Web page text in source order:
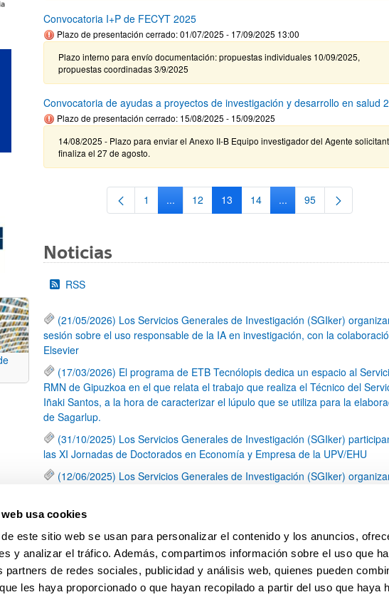
usa cookies
este sitio web se usan para personalizar el contenido y los anuncios,
y analizar el tráfico. Además, compartimos información sobre el uso que
partners de redes sociales, publicidad y análisis web, quienes pueden
les haya proporcionado o que hayan recopilado a partir del uso que haya
Convocatoria I+P de FECYT 2025
Plazo de presentación cerrado: 01/07/2025 - 17/09/2025 13:00
Plazo interno para envío documentación: propuestas individuales 10/09/2025,
propuestas coordinadas 3/9/2025
Convocatoria de ayudas a proyectos de investigación y desarrollo en salud
Plazo de presentación cerrado: 15/08/2025 - 15/09/2025
14/08/2025 - Plazo para enviar el Anexo II-B Equipo investigador del Agente
finaliza el 27 de agosto.
Página
1 ...Páginas intermedias Use TAB para desplazarse.
Página
12 Página
13 Página
14 ...Páginas intermedias
Página
95
Noticias
RSS
(21/05/2026) Los Servicios Generales de Investigación (SGIker)
sesión sobre el uso responsable de la IA en investigación, con la
Elsevier
(17/03/2026) El programa de ETB Tecnólopis dedica un espacio al
RMN de Gipuzkoa en el que relata el trabajo que realiza el Técnico del
Iñaki Santos, a la hora de caracterizar el lúpulo que se utiliza para la
de Sagarlup.
(31/10/2025) Los Servicios Generales de Investigación (SGIker)
las XI Jornadas de Doctorados en Economía y Empresa de la UPV/EHU
(12/06/2025) Los Servicios Generales de Investigación (SGIker)
una caracterización química de dos variedades de lúpulo silvestre
Página
1 Página
2 Página
3 ...
Páginas intermedias Use TAB
Página
79